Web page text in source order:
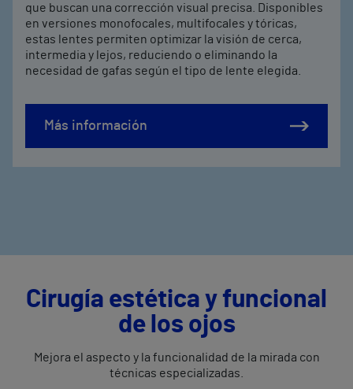
que buscan una corrección visual precisa. Disponibles
en versiones monofocales, multifocales y tóricas,
estas lentes permiten optimizar la visión de cerca,
intermedia y lejos, reduciendo o eliminando la
necesidad de gafas según el tipo de lente elegida.
Más información
Cirugía estética y funcional
de los ojos
Mejora el aspecto y la funcionalidad de la mirada con
técnicas especializadas.